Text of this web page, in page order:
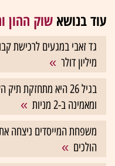
עוד בנושא שוק ההון
מיליון דולר
בגיל 26 היא מתחזקת
ומאמינה ב-2 מניות
משפחת המייסדים ניצחה את
הולכים